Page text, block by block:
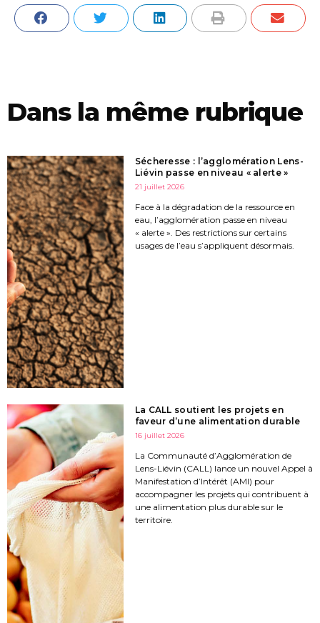
Dans la même rubrique
Sécheresse : l’agglomération Lens-
Liévin passe en niveau « alerte »
21 juillet 2026
Face à la dégradation de la ressource en
eau, l’agglomération passe en niveau
« alerte ». Des restrictions sur certains
usages de l’eau s’appliquent désormais.
La CALL soutient les projets en
faveur d’une alimentation durable
16 juillet 2026
La Communauté d’Agglomération de
Lens-Liévin (CALL) lance un nouvel Appel à
Manifestation d’Intérêt (AMI) pour
accompagner les projets qui contribuent à
une alimentation plus durable sur le
territoire.